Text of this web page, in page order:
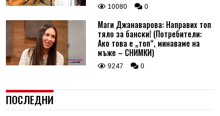
10080 0
Маги Джанаварова: Направих топ
тяло за бански! (Потребители:
Ако това е „топ“, минаваме на
мъже – СНИМКИ)
9247 0
ПОСЛЕДНИ